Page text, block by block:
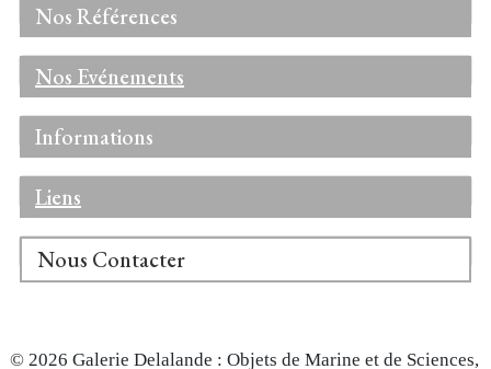
Nos Références
Nos Evénements
Informations
Liens
Nous Contacter
© 2026 Galerie Delalande : Objets de Marine et de Sciences,